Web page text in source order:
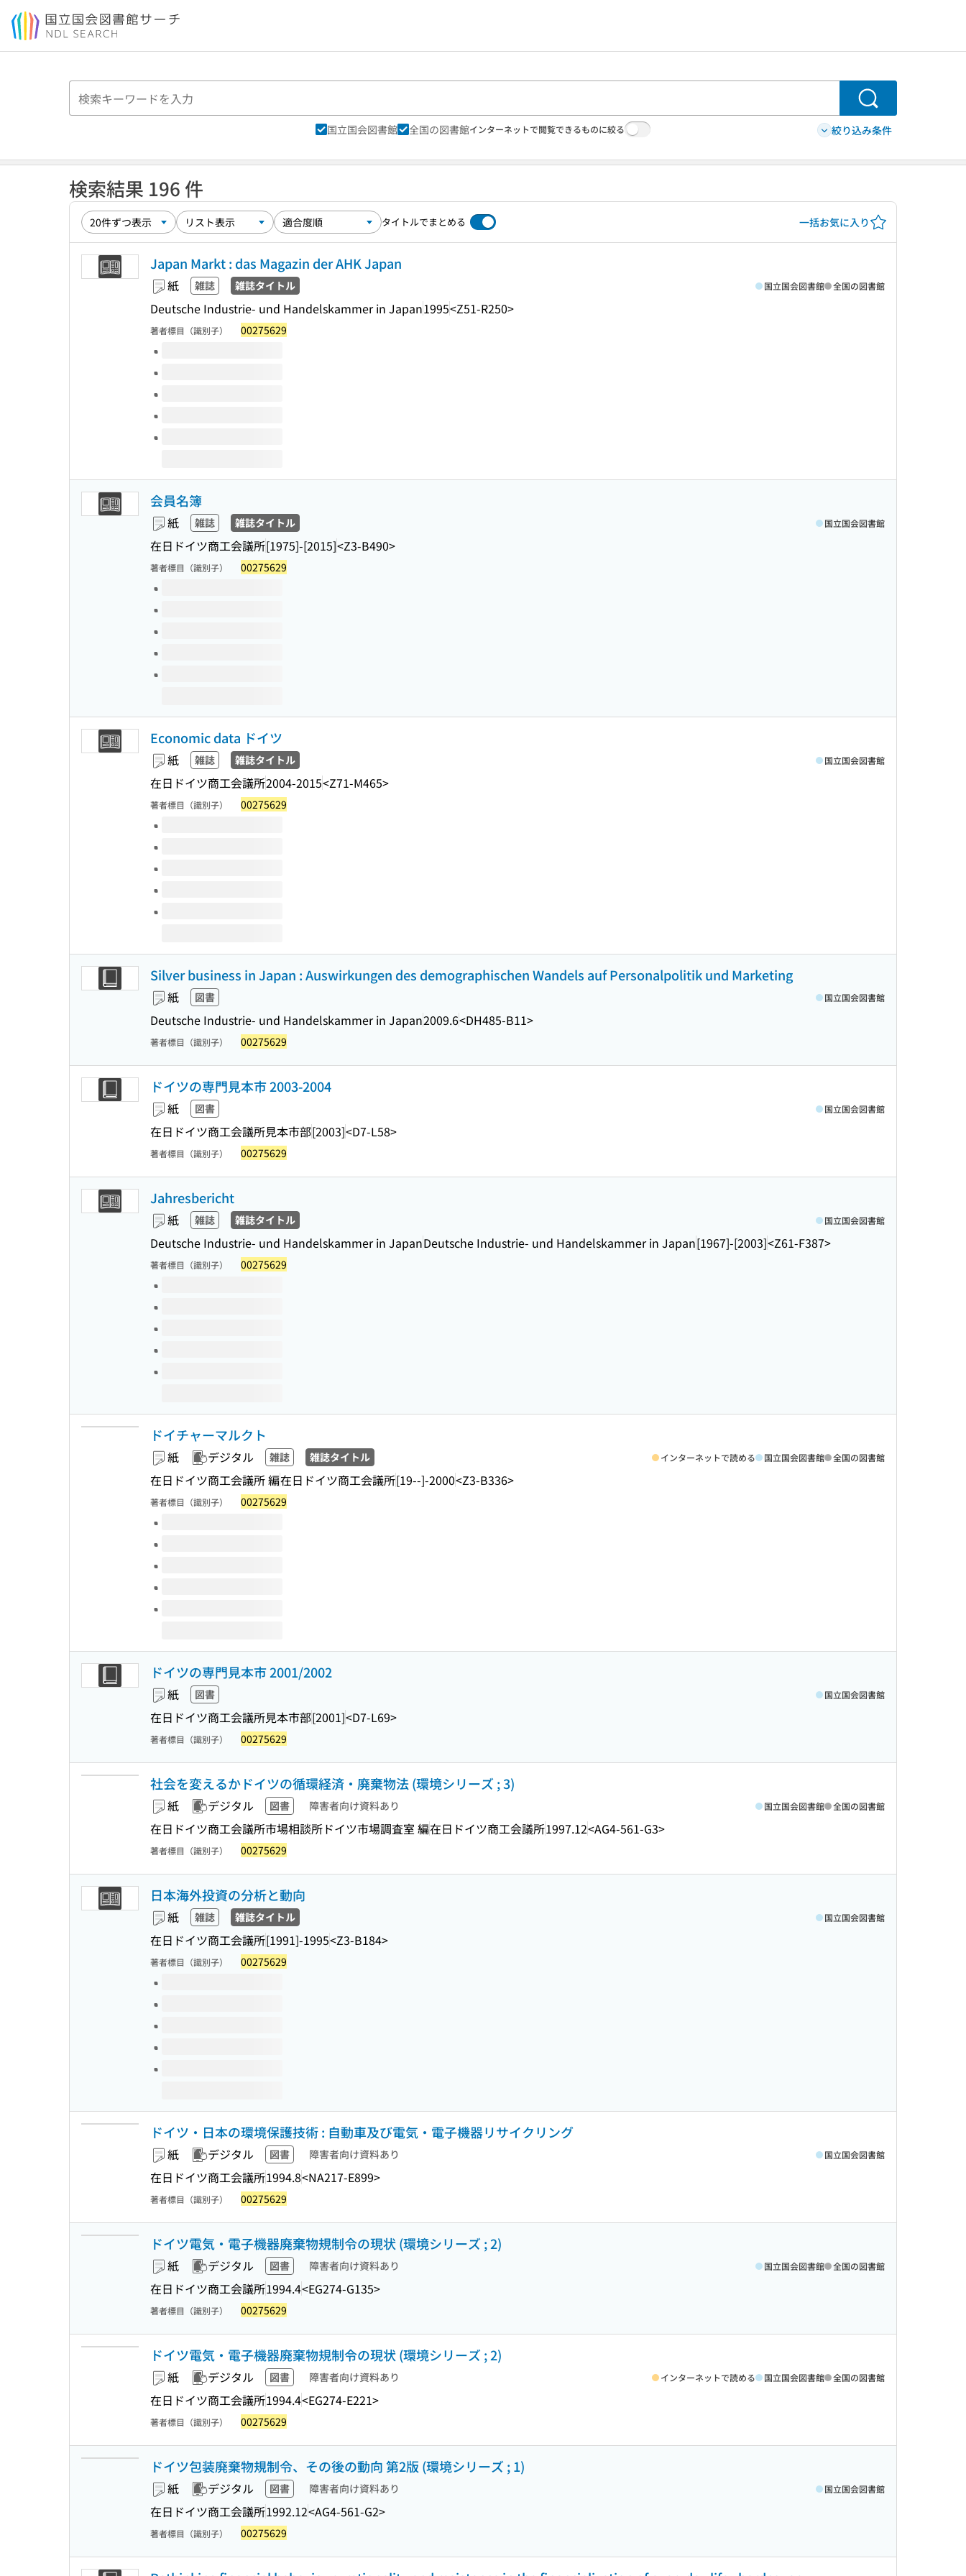
本文へ移動
検索
国立国会図書館 全国の図書館インターネットで閲覧できるものに絞る 絞り込み条件
検索結果 196 件
タイトルでまとめる 一括お気に入り
Japan Markt : das Magazin der AHK Japan
紙 雑誌 雑誌タイトル
Deutsche Industrie- und Handelskammer in Japan1995<Z51-R250>
国立国会図書館 全国の図書館
著者標目（識別子） 00275629
このタイトルの巻号
会員名簿
紙 雑誌 雑誌タイトル
在日ドイツ商工会議所[1975]-[2015]<Z3-B490>
国立国会図書館
著者標目（識別子） 00275629
このタイトルの巻号
Economic data ドイツ
紙 雑誌 雑誌タイトル
在日ドイツ商工会議所2004-2015<Z71-M465>
国立国会図書館
著者標目（識別子） 00275629
このタイトルの巻号
Silver business in Japan : Auswirkungen des demographischen Wandels auf Personalpolitik und Marketing
紙 図書
Deutsche Industrie- und Handelskammer in Japan2009.6<DH485-B11>
国立国会図書館
著者標目（識別子） 00275629
ドイツの専門見本市 2003-2004
紙 図書
在日ドイツ商工会議所見本市部[2003]<D7-L58>
国立国会図書館
著者標目（識別子） 00275629
Jahresbericht
紙 雑誌 雑誌タイトル
Deutsche Industrie- und Handelskammer in JapanDeutsche Industrie- und Handelskammer in Japan[1967]-[2003]<Z61-F387>
国立国会図書館
著者標目（識別子） 00275629
このタイトルの巻号
ドイチャーマルクト
紙 デジタル 雑誌 雑誌タイトル
在日ドイツ商工会議所 編在日ドイツ商工会議所[19--]-2000<Z3-B336>
インターネットで読める 国立国会図書館 全国の図書館
著者標目（識別子） 00275629
このタイトルの巻号
ドイツの専門見本市 2001/2002
紙 図書
在日ドイツ商工会議所見本市部[2001]<D7-L69>
国立国会図書館
著者標目（識別子） 00275629
社会を変えるかドイツの循環経済・廃棄物法 (環境シリーズ ; 3)
紙 デジタル 図書 障害者向け資料あり
在日ドイツ商工会議所市場相談所ドイツ市場調査室 編在日ドイツ商工会議所1997.12<AG4-561-G3>
国立国会図書館 全国の図書館
著者標目（識別子） 00275629
日本海外投資の分析と動向
紙 雑誌 雑誌タイトル
在日ドイツ商工会議所[1991]-1995<Z3-B184>
国立国会図書館
著者標目（識別子） 00275629
このタイトルの巻号
ドイツ・日本の環境保護技術 : 自動車及び電気・電子機器リサイクリング
紙 デジタル 図書 障害者向け資料あり
在日ドイツ商工会議所1994.8<NA217-E899>
国立国会図書館
著者標目（識別子） 00275629
ドイツ電気・電子機器廃棄物規制令の現状 (環境シリーズ ; 2)
紙 デジタル 図書 障害者向け資料あり
在日ドイツ商工会議所1994.4<EG274-G135>
国立国会図書館 全国の図書館
著者標目（識別子） 00275629
ドイツ電気・電子機器廃棄物規制令の現状 (環境シリーズ ; 2)
紙 デジタル 図書 障害者向け資料あり
在日ドイツ商工会議所1994.4<EG274-E221>
インターネットで読める 国立国会図書館 全国の図書館
著者標目（識別子） 00275629
ドイツ包装廃棄物規制令、その後の動向 第2版 (環境シリーズ ; 1)
紙 デジタル 図書 障害者向け資料あり
在日ドイツ商工会議所1992.12<AG4-561-G2>
国立国会図書館
著者標目（識別子） 00275629